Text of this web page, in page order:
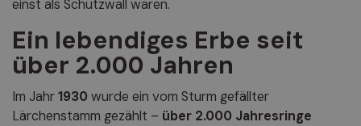
einst als Schutzwall waren.
Ein lebendiges Erbe seit
über 2.000 Jahren
Im Jahr1930 wurde ein vom Sturm gefällter
Lärchenstamm gezählt – über 2.000 Jahresringe